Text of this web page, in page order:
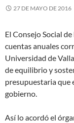
27 DE MAYO DE 2016
El Consejo Social
cuentas anuales
Universidad de
de equilibrio y
presupuestaria que
gobierno.
Así lo acordó el